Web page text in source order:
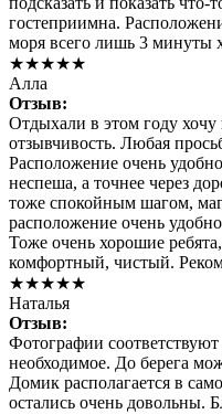
гостеприимна.
моря всего лишь 3 минуты
★★★★★
Алла
Отзыв:
Отдыхали в этом году хочу
отзывчивость. Любая
Расположение очень
неспеша, а точнее через
тоже спокойным шагом,
расположение очень
Тоже очень хорошие
комфортный, чистый.
★★★★★
Наталья
Отзыв:
Фотографии соответствуют
необходимое. До берега
Домик располагается в
остались очень довольны.